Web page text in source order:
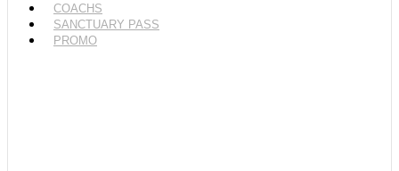
COACHS
SANCTUARY PASS
PROMO